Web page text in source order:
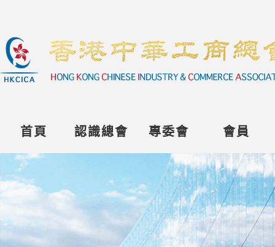
首頁 認識總會 專委會 會員